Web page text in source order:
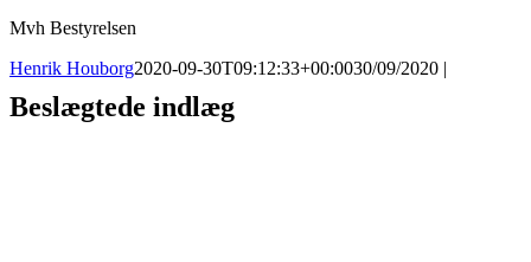
Mvh Bestyrelsen
Henrik Houborg2020-09-30T09:12:33+00:0030/09/2020 |
Beslægtede indlæg